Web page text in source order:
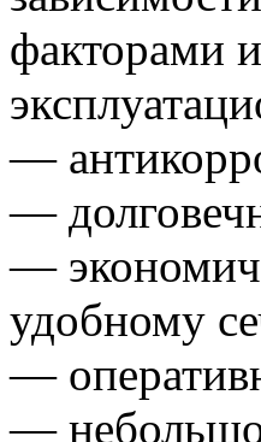
факторами
—
—
—
удобному
—
—